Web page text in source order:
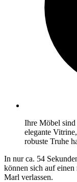
Ihre Möbel sind
elegante
robuste Truhe
In nur ca. 54
können sich auf
Marl verlassen.